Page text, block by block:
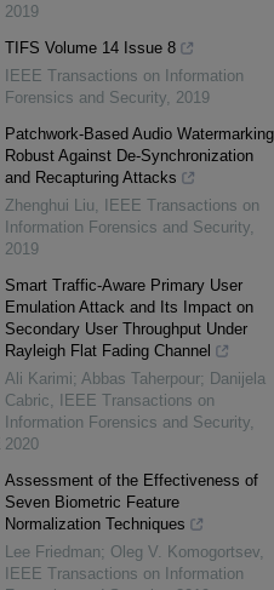
2019
TIFS Volume 14 Issue 8
IEEE Transactions on Information
Forensics and Security 2019
Patchwork-Based Audio Watermarking
Robust Against De-Synchronization
and Recapturing Attacks
Zhenghui Liu
IEEE Transactions on
Information Forensics and Security
2019
Smart Traffic-Aware Primary User
Emulation Attack and Its Impact on
Secondary User Throughput Under
Rayleigh Flat Fading Channel
Ali Karimi; Abbas Taherpour; Danijela
Cabric
IEEE Transactions on
Information Forensics and Security
2020
Assessment of the Effectiveness of
Seven Biometric Feature
Normalization Techniques
Lee Friedman; Oleg V. Komogortsev
IEEE Transactions on Information